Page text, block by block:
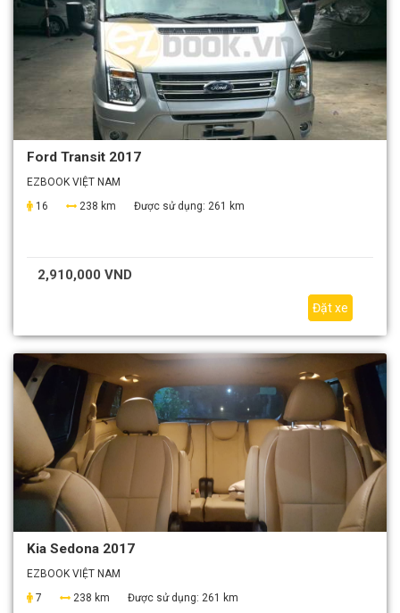
Ford Transit 2017
EZBOOK VIỆT NAM
16
238 km Được sử dụng: 261 km
2,910,000 VND
Đặt xe
Kia Sedona 2017
EZBOOK VIỆT NAM
7
238 km Được sử dụng: 261 km